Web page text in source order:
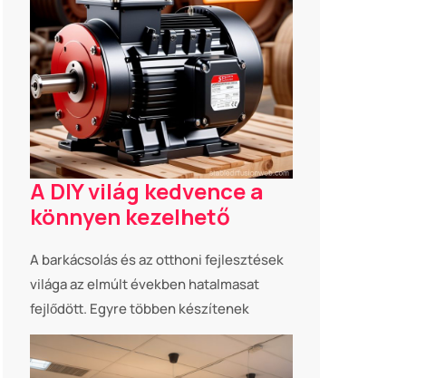
A DIY világ kedvence a
könnyen kezelhető
A barkácsolás és az otthoni fejlesztések
világa az elmúlt években hatalmasat
fejlődött. Egyre többen készítenek